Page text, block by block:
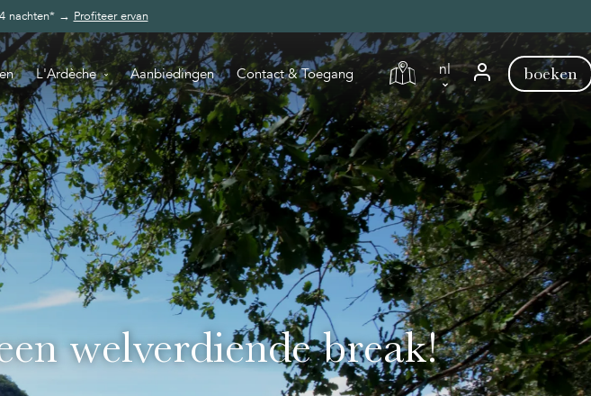
nachten* → Profiteer ervan
L'Ardèche Aanbiedingen Contact & Toegang nl
nl
en
fr
de
boeken
welverdiende break!